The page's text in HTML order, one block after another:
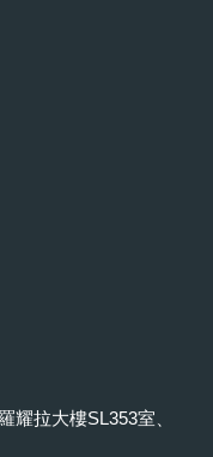
耀拉大樓SL353室、